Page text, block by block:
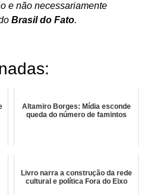
e não necessariamente
Brasil do Fato.
Altamiro Borges: Mídia esconde
queda do número de famintos
Livro narra a construção da rede
cultural e política Fora do Eixo